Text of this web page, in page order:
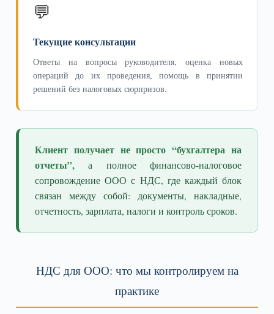
💬
Текущие консультации
Ответы на вопросы руководителя, оценка новых
операций до их проведения, помощь в принятии
решений без налоговых сюрпризов.
Клиент получает не просто “бухгалтера на
отчеты”, а полное финансово-налоговое
сопровождение ООО с НДС, где каждый блок
связан между собой: документы, накладные,
отчетность, зарплата, налоги и контроль сроков.
НДС для ООО: что мы контролируем на
практике